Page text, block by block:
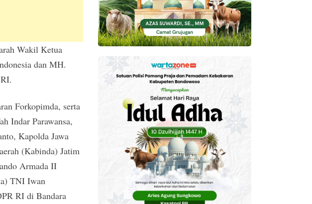
Wakil Ketua
dan MH.
Forkopimda, serta
Indar Parawansa,
Kapolda Jawa
(Kabinda) Jatim
Armada II
TNI Iwan
RI di Bandara